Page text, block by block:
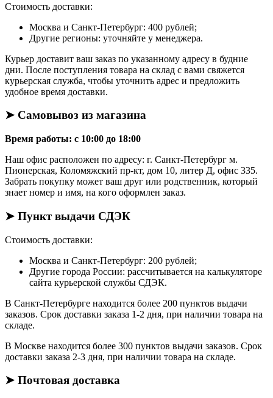
Стоимость доставки:
Москва и Санкт-Петербург: 400 рублей;
Другие регионы: уточняйте у менеджера.
Курьер доставит ваш заказ по указанному адресу в будние
дни. После поступления товара на склад с вами свяжется
курьерская служба, чтобы уточнить адрес и предложить
удобное время доставки.
➤ Самовывоз из магазина
Время работы: с 10:00 до 18:00
Наш офис расположен по адресу: г. Санкт-Петербург м.
Пионерская, Коломяжский пр-кт, дом 10, литер Д, офис 335.
Забрать покупку может ваш друг или родственник, который
знает номер и имя, на кого оформлен заказ.
➤ Пункт выдачи СДЭК
Стоимость доставки:
Москва и Санкт-Петербург: 200 рублей;
Другие города России: рассчитывается на калькуляторе
сайта курьерской службы СДЭК.
В Санкт-Петербурге находится более 200 пунктов выдачи
заказов. Срок доставки заказа 1-2 дня, при наличии товара на
складе.
В Москве находится более 300 пунктов выдачи заказов. Срок
доставки заказа 2-3 дня, при наличии товара на складе.
➤ Почтовая доставка